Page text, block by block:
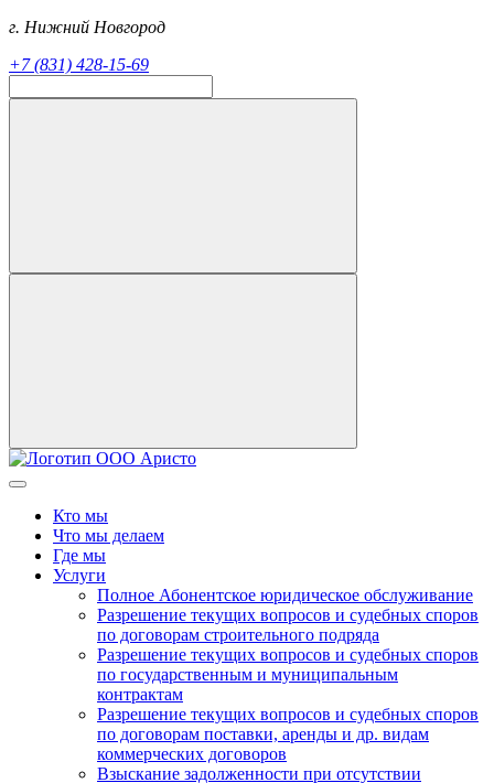
г. Нижний Новгород
+7 (831) 428-15-69
Кто мы
Что мы делаем
Где мы
Услуги
Полное Абонентское юридическое обслуживание
Разрешение текущих вопросов и судебных споров
по договорам строительного подряда
Разрешение текущих вопросов и судебных споров
по государственным и муниципальным
контрактам
Разрешение текущих вопросов и судебных споров
по договорам поставки, аренды и др. видам
коммерческих договоров
Взыскание задолженности при отсутствии